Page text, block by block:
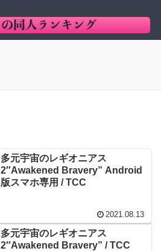
多元宇宙のレギオニアス
2″Awakened Bravery” Android
版スマホ専用 / TCC
2021.08.13
多元宇宙のレギオニアス
2″Awakened Bravery” / TCC